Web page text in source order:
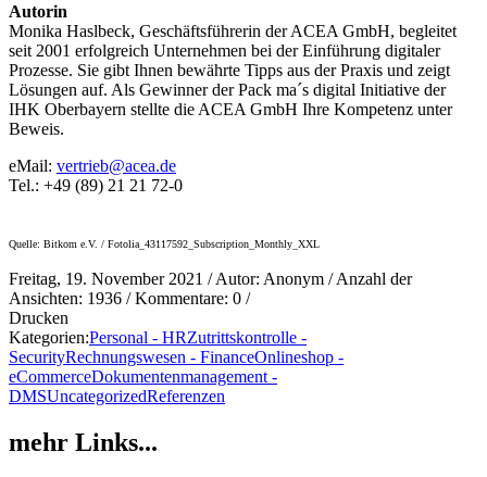
Autorin
Monika Haslbeck, Geschäftsführerin der ACEA GmbH, begleitet
seit 2001 erfolgreich Unternehmen bei der Einführung digitaler
Prozesse. Sie gibt Ihnen bewährte Tipps aus der Praxis und zeigt
Lösungen auf. Als Gewinner der Pack ma´s digital Initiative der
IHK Oberbayern stellte die ACEA GmbH Ihre Kompetenz unter
Beweis.
eMail: vertrieb@acea.de
Tel.: +49 (89) 21 21 72-0
Quelle: Bitkom e.V. / Fotolia_43117592_Subscription_Monthly_XXL
Freitag, 19. November 2021 / Autor: Anonym / Anzahl der
Ansichten: 1936 / Kommentare: 0 /
Drucken
Kategorien:Personal - HRZutrittskontrolle -
SecurityRechnungswesen - FinanceOnlineshop -
eCommerceDokumentenmanagement -
DMSUncategorizedReferenzen
mehr Links...